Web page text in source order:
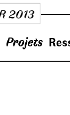
Projets